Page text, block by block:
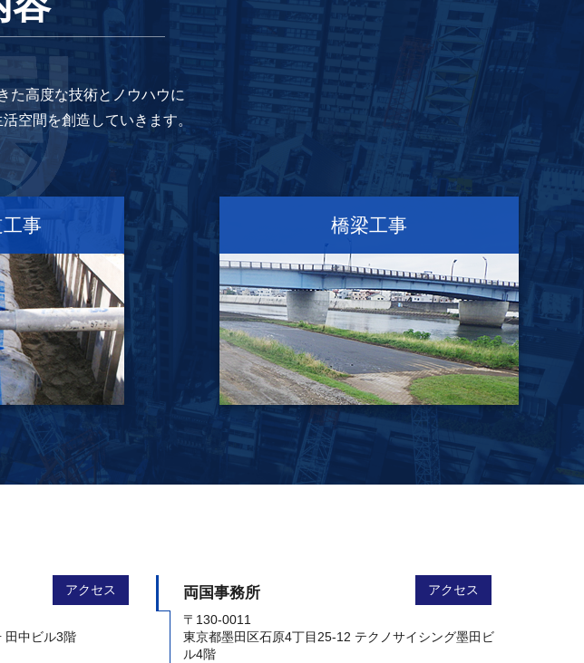
た高度な技術とノウハウに
空間を創造していきます。
工事 橋梁工事
田中ビル3階
アクセス 両国事務所
〒130-0011
東京都墨田区石原4丁目25-12 テクノサイシング墨田ビ
ル4階
アクセス
アクセス
アクセス
アクセス